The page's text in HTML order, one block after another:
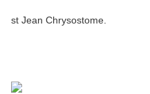
st Jean Chrysostome.